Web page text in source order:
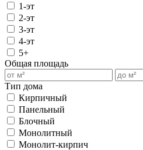
1-эт
2-эт
3-эт
4-эт
5+
Общая площадь
Тип дома
Кирпичный
Панельный
Блочный
Монолитный
Монолит-кирпич